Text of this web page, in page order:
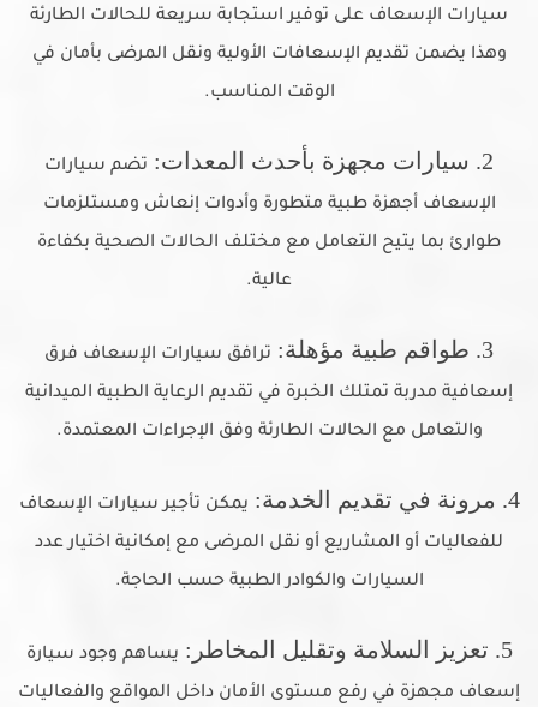
سيارات الإسعاف على توفير استجابة سريعة للحالات الطارئة
وهذا يضمن تقديم الإسعافات الأولية ونقل المرضى بأمان في
الوقت المناسب.
2. سيارات مجهزة بأحدث المعدات:
تضم سيارات
الإسعاف أجهزة طبية متطورة وأدوات إنعاش ومستلزمات
طوارئ بما يتيح التعامل مع مختلف الحالات الصحية بكفاءة
عالية.
3. طواقم طبية مؤهلة:
ترافق سيارات الإسعاف فرق
إسعافية مدربة تمتلك الخبرة في تقديم الرعاية الطبية الميدانية
والتعامل مع الحالات الطارئة وفق الإجراءات المعتمدة.
4. مرونة في تقديم الخدمة:
يمكن تأجير سيارات الإسعاف
للفعاليات أو المشاريع أو نقل المرضى مع إمكانية اختيار عدد
السيارات والكوادر الطبية حسب الحاجة.
5. تعزيز السلامة وتقليل المخاطر:
يساهم وجود سيارة
إسعاف مجهزة في رفع مستوى الأمان داخل المواقع والفعاليات